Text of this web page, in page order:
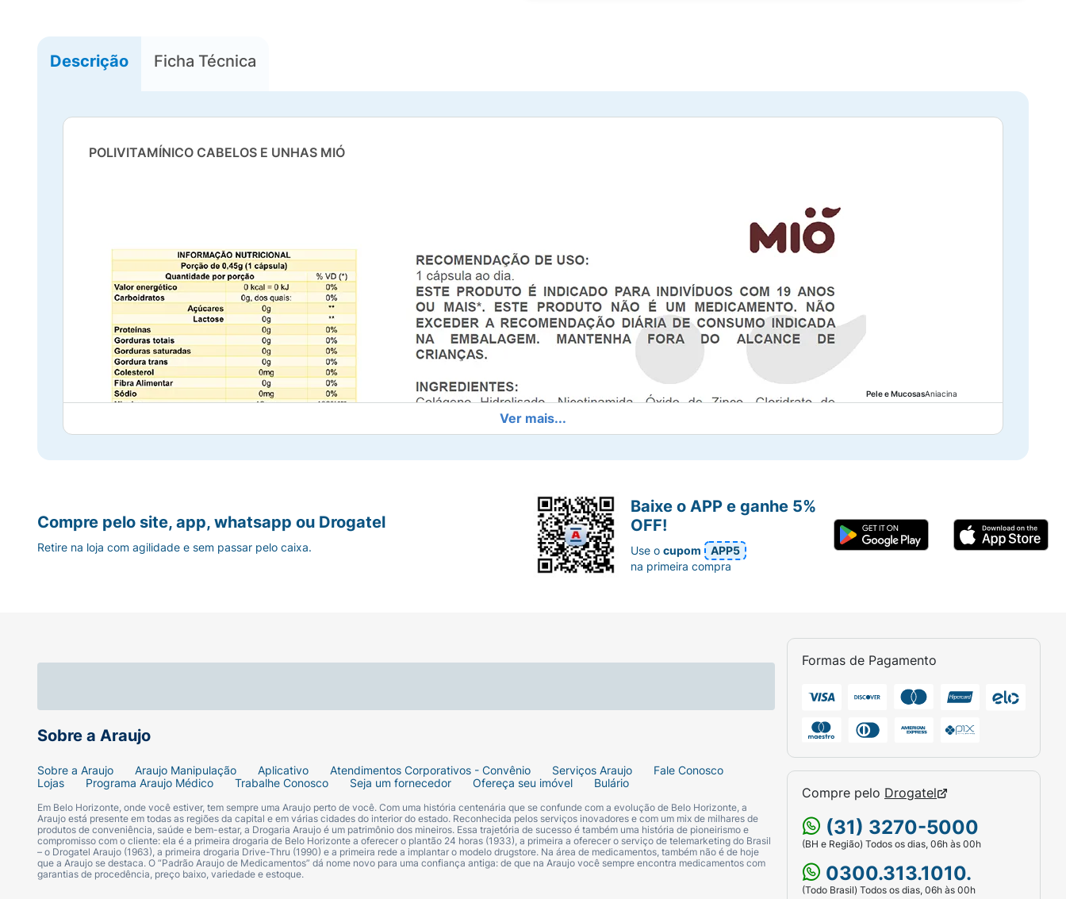
Descrição Ficha Técnica
POLIVITAMÍNICO CABELOS E UNHAS MIÓ
Pele e MucosasAniacina
ESTE PRODUTO É INDICADO PARA INDIVÍDUOS COM 19 ANOS OU MAIS*. ESTE PRODUTO NÃO É UM MEDICAMENTO. NÃO EXCEDER A
Ingredientes:Colágeno Hidrolisado, Nicotinamida, Óxido de Zinco, Cloridrato de Piridoxina, Sulfato cúprico, Selenito de Sódio e Biotina.
Estabilizante Celulose Microcristalina (460i) Antiumectantes: Estearato de Magnésio (INS 470iii) e Dióxido de Silício (INS 551), Gelificante Gelatina
(INS 428), Corantes: Dióxido de Titânio (INS 171), Quinoleína (INS 104) e Amarelo crepúsculo(INS 110) e Acidulante Ácido Acético (INS 260).
NÃO CONTÉM GLÚTEN.
Ver mais...
Sobre a Araujo
Sobre a Araujo Araujo Manipulação Aplicativo Atendimentos Corporativos - Convênio Serviços Araujo
Fale Conosco
Lojas
Programa Araujo Médico Trabalhe Conosco Seja um fornecedor Ofereça seu imóvel Bulário
Em Belo Horizonte, onde você estiver, tem sempre uma Araujo perto de você. Com uma história centenária que se confunde com a evolução de Belo Horizonte, a
Araujo está presente em todas as regiões da capital e em várias cidades do interior do estado. Reconhecida pelos serviços inovadores e com um mix de milhares de
produtos de conveniência, saúde e bem-estar, a Drogaria Araujo é um patrimônio dos mineiros. Essa trajetória de sucesso é também uma história de pioneirismo e
compromisso com o cliente: ela é a primeira drogaria de Belo Horizonte a oferecer o plantão 24 horas (1933), a primeira a oferecer o serviço de telemarketing do Brasil
– o Drogatel Araujo (1963), a primeira drogaria Drive-Thru (1990) e a primeira rede a implantar o modelo drugstore. Na área de medicamentos, também não é de hoje
que a Araujo se destaca. O “Padrão Araujo de Medicamentos” dá nome novo para uma confiança antiga: de que na Araujo você sempre encontra medicamentos com
garantias de procedência, preço baixo, variedade e estoque.
Formas de Pagamento
Compre pelo Drogatel
(31) 3270-5000
(BH e Região) Todos os dias, 06h às 00h
0300.313.1010.
(Todo Brasil) Todos os dias, 06h às 00h
Compre pelo site, app, whatsapp ou Drogatel
Retire na loja com agilidade e sem passar pelo caixa.
Baixe o APP e ganhe 5%
OFF!
Use ocupom
APP5
na primeira compra